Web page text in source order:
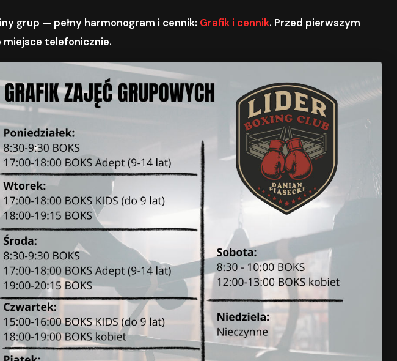
grup — pełny harmonogram i cennik: Grafik i cennik. Przed pierwszym
telefonicznie.